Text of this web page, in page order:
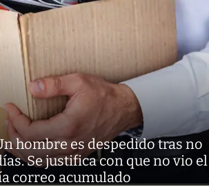
hombre es despedido tras no
Se justifica con que no vio el
correo acumulado